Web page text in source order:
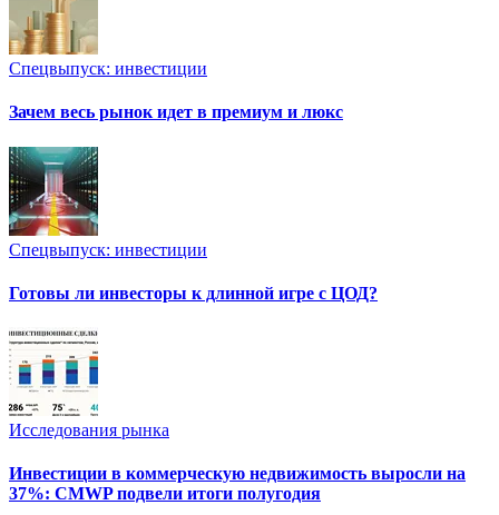
Спецвыпуск: инвестиции
Зачем весь рынок идет в премиум и люкс
Спецвыпуск: инвестиции
Готовы ли инвесторы к длинной игре с ЦОД?
Исследования рынка
Инвестиции в коммерческую недвижимость выросли на
37%: CMWP подвели итоги полугодия